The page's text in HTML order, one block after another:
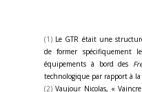
(1) Le GTR était une
de former spécifiquement
équipements à bord des
technologique par rapport à
(2) Vaujour Nicolas, «